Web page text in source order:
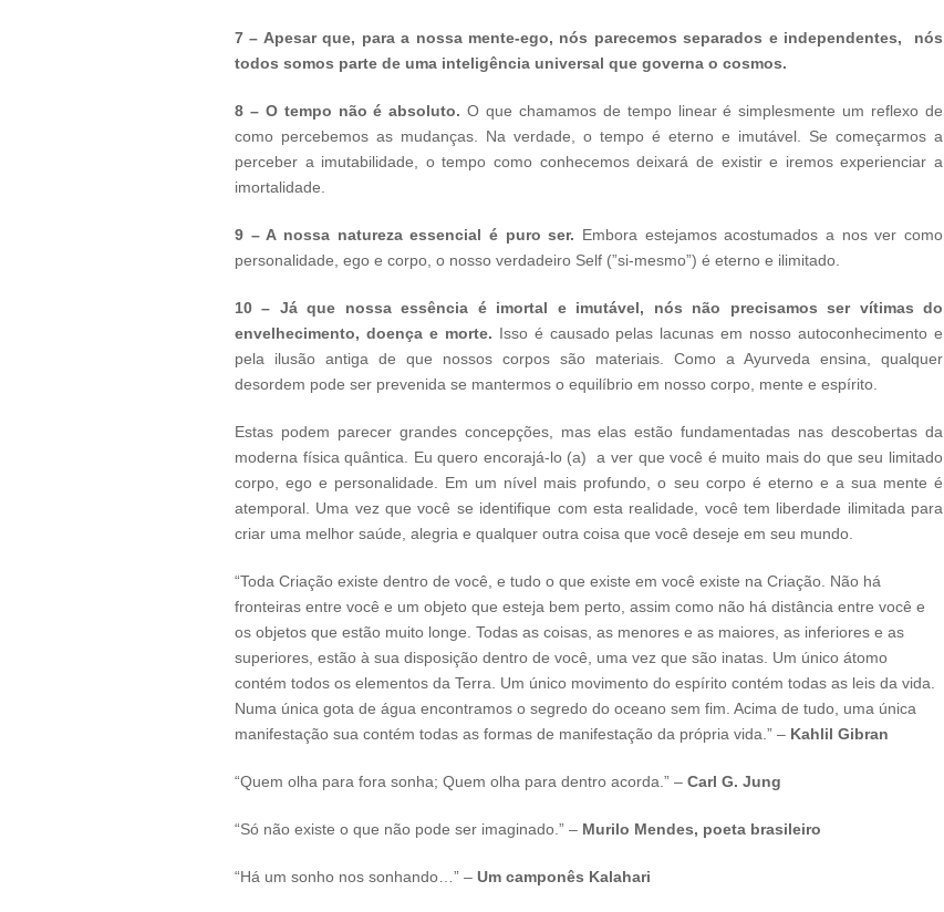
7 – Apesar que, para a nossa mente-ego, nós parecemos separados e independentes, nós
todos somos parte de uma inteligência universal que governa o cosmos.
8 – O tempo não é absoluto. O que chamamos de tempo linear é simplesmente um reflexo de
como percebemos as mudanças. Na verdade, o tempo é eterno e imutável. Se começarmos a
perceber a imutabilidade, o tempo como conhecemos deixará de existir e iremos experienciar a
imortalidade.
9 – A nossa natureza essencial é puro ser. Embora estejamos acostumados a nos ver como
personalidade, ego e corpo, o nosso verdadeiro Self (”si-mesmo”) é eterno e ilimitado.
10 – Já que nossa essência é imortal e imutável, nós não precisamos ser vítimas do
envelhecimento, doença e morte. Isso é causado pelas lacunas em nosso autoconhecimento e
pela ilusão antiga de que nossos corpos são materiais. Como a Ayurveda ensina, qualquer
desordem pode ser prevenida se mantermos o equilíbrio em nosso corpo, mente e espírito.
Estas podem parecer grandes concepções, mas elas estão fundamentadas nas descobertas da
moderna física quântica. Eu quero encorajá-lo (a) a ver que você é muito mais do que seu limitado
corpo, ego e personalidade. Em um nível mais profundo, o seu corpo é eterno e a sua mente é
atemporal. Uma vez que você se identifique com esta realidade, você tem liberdade ilimitada para
criar uma melhor saúde, alegria e qualquer outra coisa que você deseje em seu mundo.
“Toda Criação existe dentro de você, e tudo o que existe em você existe na Criação. Não há
fronteiras entre você e um objeto que esteja bem perto, assim como não há distância entre você e
os objetos que estão muito longe. Todas as coisas, as menores e as maiores, as inferiores e as
superiores, estão à sua disposição dentro de você, uma vez que são inatas. Um único átomo
contém todos os elementos da Terra. Um único movimento do espírito contém todas as leis da vida.
Numa única gota de água encontramos o segredo do oceano sem fim. Acima de tudo, uma única
manifestação sua contém todas as formas de manifestação da própria vida.” – Kahlil Gibran
“Quem olha para fora sonha; Quem olha para dentro acorda.” – Carl G. Jung
“Só não existe o que não pode ser imaginado.” – Murilo Mendes, poeta brasileiro
“Há um sonho nos sonhando…” – Um camponês Kalahari